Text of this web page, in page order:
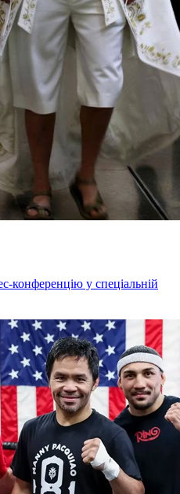
конференцію у спеціальній